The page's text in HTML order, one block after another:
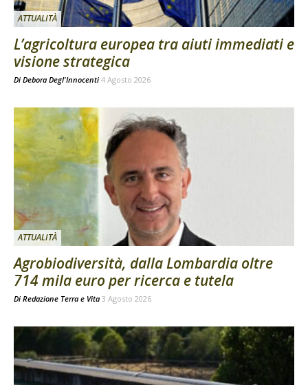
ATTUALITÀ
L’agricoltura europea tra aiuti immediati e
visione strategica
Di Debora Degl'Innocenti 4 Agosto 2026
ATTUALITÀ
Agrobiodiversità, dalla Lombardia oltre
714 mila euro per ricerca e tutela
Di Redazione Terra e Vita 3 Agosto 2026